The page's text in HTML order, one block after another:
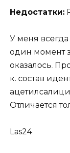
Недостатки:
У меня всегда
один момент
оказалось.
к. состав
Отличается
Las24